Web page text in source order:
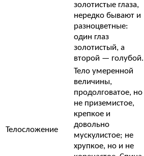
золотистые глаза,
нередко бывают и
разноцветные:
один глаз
золотистый, а
второй — голубой.
Телосложение
Тело умеренной
величины,
продолговатое, но
не приземистое,
крепкое и
довольно
мускулистое; не
хрупкое, но и не